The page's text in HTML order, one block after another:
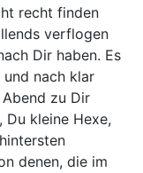
recht finden
verflogen
Dir haben. Es
nach klar
zu Dir
Du kleine Hexe,
denen, die im